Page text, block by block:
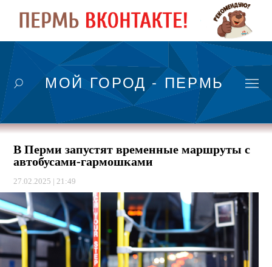
МОЙ ГОРОД - ПЕРМЬ
В Перми запустят временные маршруты с
автобусами-гармошками
27.02.2025 | 21:49